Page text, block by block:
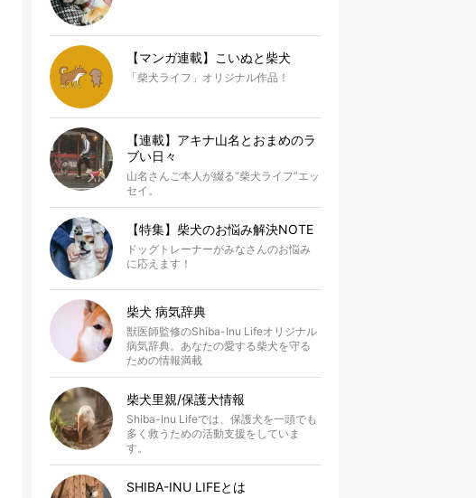
【マンガ連載】こいぬと柴犬
「柴犬ライフ」オリジナル作品！
【連載】アキナ山名とおまめのラ
ブい日々
山名さんご本人が綴る“柴犬ライフ”エッ
セイ。
【特集】柴犬のお悩み解決NOTE
ドッグトレーナーがみなさんのお悩み
に応えます！
柴犬 病気辞典
獣医師監修のShiba-Inu Lifeオリジナル
病気辞典。あなたの愛する柴犬を守る
ための情報満載
柴犬里親/保護犬情報
Shiba-Inu Lifeでは、保護犬を一頭でも
多く救うための活動支援をしていま
す。
SHIBA-INU LIFEとは